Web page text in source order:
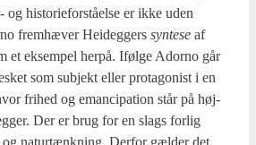
histo­ri­e­for­stå­el­se er ikke uden
frem­hæ­ver Hei­deg­gers syn­te­se af
et eksem­pel her­på. Iføl­ge Ador­no går
som sub­jekt eller pro­ta­go­nist i en
fri­hed og eman­ci­pa­tion står på høj­
Der er brug for en slags for­lig
og natur­tænk­ning. Der­for gæl­der det